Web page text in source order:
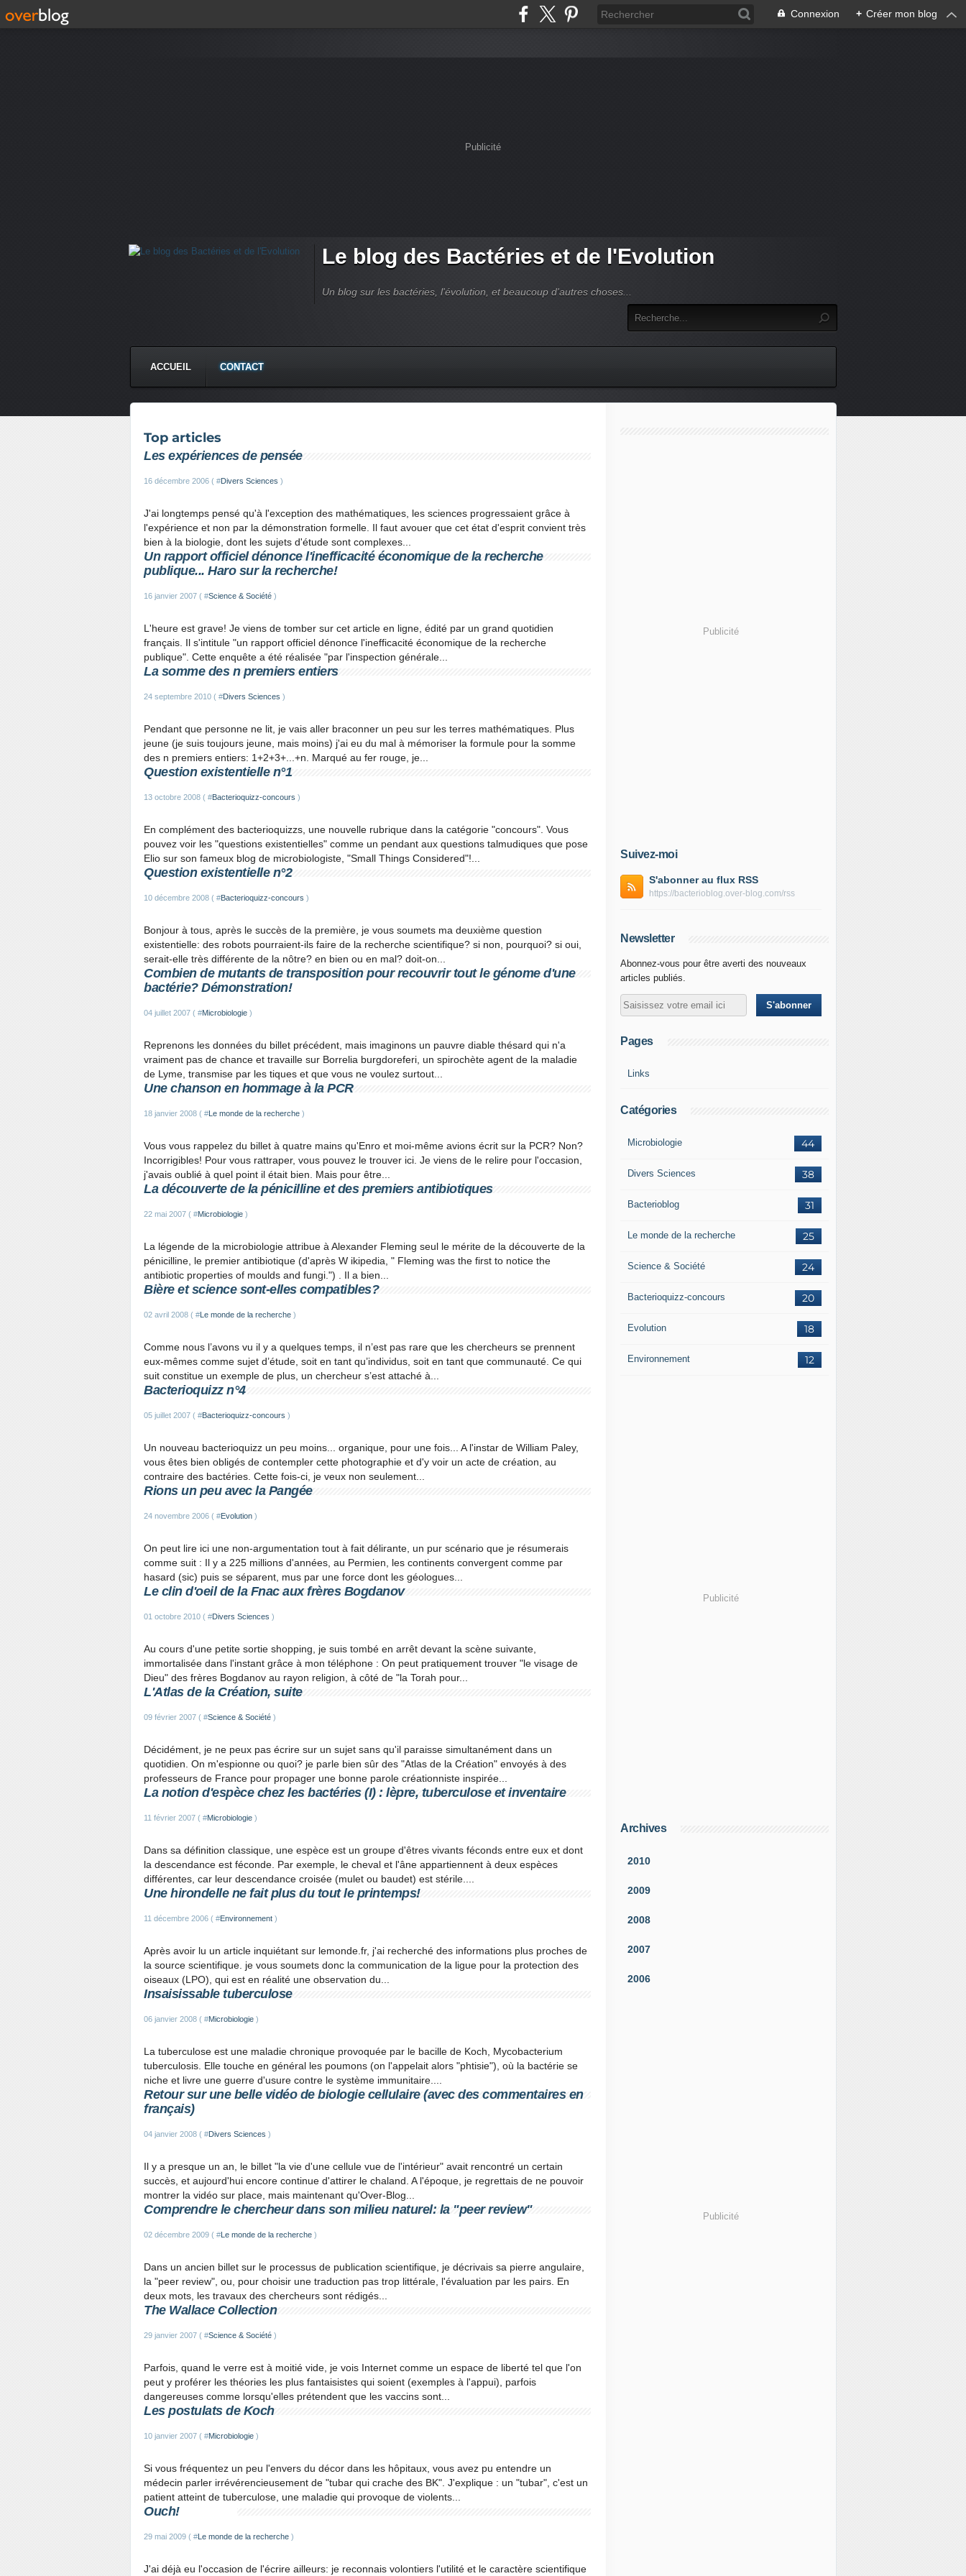
Connexion + Créer mon blog
Publicité
Le blog des Bactéries et de l'Evolution
Un blog sur les bactéries, l'évolution, et beaucoup d'autres choses...
ACCUEIL CONTACT
Top articles
Les expériences de pensée
16 décembre 2006 ( #Divers Sciences )
J'ai longtemps pensé qu'à l'exception des mathématiques, les sciences progressaient grâce à
l'expérience et non par la démonstration formelle. Il faut avouer que cet état d'esprit convient très
bien à la biologie, dont les sujets d'étude sont complexes...
Un rapport officiel dénonce l'inefficacité économique de la recherche
publique... Haro sur la recherche!
16 janvier 2007 ( #Science & Société )
L'heure est grave! Je viens de tomber sur cet article en ligne, édité par un grand quotidien
français. Il s'intitule "un rapport officiel dénonce l'inefficacité économique de la recherche
publique". Cette enquête a été réalisée "par l'inspection générale...
La somme des n premiers entiers
24 septembre 2010 ( #Divers Sciences )
Pendant que personne ne lit, je vais aller braconner un peu sur les terres mathématiques. Plus
jeune (je suis toujours jeune, mais moins) j'ai eu du mal à mémoriser la formule pour la somme
des n premiers entiers: 1+2+3+...+n. Marqué au fer rouge, je...
Question existentielle n°1
13 octobre 2008 ( #Bacterioquizz-concours )
En complément des bacterioquizzs, une nouvelle rubrique dans la catégorie "concours". Vous
pouvez voir les "questions existentielles" comme un pendant aux questions talmudiques que pose
Elio sur son fameux blog de microbiologiste, "Small Things Considered"!...
Question existentielle n°2
10 décembre 2008 ( #Bacterioquizz-concours )
Bonjour à tous, après le succès de la première, je vous soumets ma deuxième question
existentielle: des robots pourraient-ils faire de la recherche scientifique? si non, pourquoi? si oui,
serait-elle très différente de la nôtre? en bien ou en mal? doit-on...
Combien de mutants de transposition pour recouvrir tout le génome d'une
bactérie? Démonstration!
04 juillet 2007 ( #Microbiologie )
Reprenons les données du billet précédent, mais imaginons un pauvre diable thésard qui n'a
vraiment pas de chance et travaille sur Borrelia burgdoreferi, un spirochète agent de la maladie
de Lyme, transmise par les tiques et que vous ne voulez surtout...
Une chanson en hommage à la PCR
18 janvier 2008 ( #Le monde de la recherche )
Vous vous rappelez du billet à quatre mains qu'Enro et moi-même avions écrit sur la PCR? Non?
Incorrigibles! Pour vous rattraper, vous pouvez le trouver ici. Je viens de le relire pour l'occasion,
j'avais oublié à quel point il était bien. Mais pour être...
La découverte de la pénicilline et des premiers antibiotiques
22 mai 2007 ( #Microbiologie )
La légende de la microbiologie attribue à Alexander Fleming seul le mérite de la découverte de la
pénicilline, le premier antibiotique (d'après W ikipedia, " Fleming was the first to notice the
antibiotic properties of moulds and fungi.") . Il a bien...
Bière et science sont-elles compatibles?
02 avril 2008 ( #Le monde de la recherche )
Comme nous l’avons vu il y a quelques temps, il n’est pas rare que les chercheurs se prennent
eux-mêmes comme sujet d’étude, soit en tant qu’individus, soit en tant que communauté. Ce qui
suit constitue un exemple de plus, un chercheur s’est attaché à...
Bacterioquizz n°4
05 juillet 2007 ( #Bacterioquizz-concours )
Un nouveau bacterioquizz un peu moins... organique, pour une fois... A l'instar de William Paley,
vous êtes bien obligés de contempler cette photographie et d'y voir un acte de création, au
contraire des bactéries. Cette fois-ci, je veux non seulement...
Rions un peu avec la Pangée
24 novembre 2006 ( #Evolution )
On peut lire ici une non-argumentation tout à fait délirante, un pur scénario que je résumerais
comme suit : Il y a 225 millions d'années, au Permien, les continents convergent comme par
hasard (sic) puis se séparent, mus par une force dont les géologues...
Le clin d'oeil de la Fnac aux frères Bogdanov
01 octobre 2010 ( #Divers Sciences )
Au cours d'une petite sortie shopping, je suis tombé en arrêt devant la scène suivante,
immortalisée dans l'instant grâce à mon téléphone : On peut pratiquement trouver "le visage de
Dieu" des frères Bogdanov au rayon religion, à côté de "la Torah pour...
L'Atlas de la Création, suite
09 février 2007 ( #Science & Société )
Décidément, je ne peux pas écrire sur un sujet sans qu'il paraisse simultanément dans un
quotidien. On m'espionne ou quoi? je parle bien sûr des "Atlas de la Création" envoyés à des
professeurs de France pour propager une bonne parole créationniste inspirée...
La notion d'espèce chez les bactéries (I) : lèpre, tuberculose et inventaire
11 février 2007 ( #Microbiologie )
Dans sa définition classique, une espèce est un groupe d'êtres vivants féconds entre eux et dont
la descendance est féconde. Par exemple, le cheval et l'âne appartiennent à deux espèces
différentes, car leur descendance croisée (mulet ou baudet) est stérile....
Une hirondelle ne fait plus du tout le printemps!
11 décembre 2006 ( #Environnement )
Après avoir lu un article inquiétant sur lemonde.fr, j'ai recherché des informations plus proches de
la source scientifique. je vous soumets donc la communication de la ligue pour la protection des
oiseaux (LPO), qui est en réalité une observation du...
Insaisissable tuberculose
06 janvier 2008 ( #Microbiologie )
La tuberculose est une maladie chronique provoquée par le bacille de Koch, Mycobacterium
tuberculosis. Elle touche en général les poumons (on l'appelait alors "phtisie"), où la bactérie se
niche et livre une guerre d'usure contre le système immunitaire....
Retour sur une belle vidéo de biologie cellulaire (avec des commentaires en
français)
04 janvier 2008 ( #Divers Sciences )
Il y a presque un an, le billet "la vie d'une cellule vue de l'intérieur" avait rencontré un certain
succès, et aujourd'hui encore continue d'attirer le chaland. A l'époque, je regrettais de ne pouvoir
montrer la vidéo sur place, mais maintenant qu'Over-Blog...
Comprendre le chercheur dans son milieu naturel: la "peer review"
02 décembre 2009 ( #Le monde de la recherche )
Dans un ancien billet sur le processus de publication scientifique, je décrivais sa pierre angulaire,
la "peer review", ou, pour choisir une traduction pas trop littérale, l'évaluation par les pairs. En
deux mots, les travaux des chercheurs sont rédigés...
The Wallace Collection
29 janvier 2007 ( #Science & Société )
Parfois, quand le verre est à moitié vide, je vois Internet comme un espace de liberté tel que l'on
peut y proférer les théories les plus fantaisistes qui soient (exemples à l'appui), parfois
dangereuses comme lorsqu'elles prétendent que les vaccins sont...
Les postulats de Koch
10 janvier 2007 ( #Microbiologie )
Si vous fréquentez un peu l'envers du décor dans les hôpitaux, vous avez pu entendre un
médecin parler irrévérencieusement de "tubar qui crache des BK". J'explique : un "tubar", c'est un
patient atteint de tuberculose, une maladie qui provoque de violents...
Ouch!
29 mai 2009 ( #Le monde de la recherche )
J'ai déjà eu l'occasion de l'écrire ailleurs: je reconnais volontiers l'utilité et le caractère scientifique
Publicité
Suivez-moi
S'abonner au flux RSS
https://bacterioblog.over-blog.com/rss
Newsletter
Abonnez-vous pour être averti des nouveaux
articles publiés.
Pages
Links
Catégories
44
Microbiologie
38
Divers Sciences
31
Bacterioblog
25
Le monde de la recherche
24
Science & Société
20
Bacterioquizz-concours
18
Evolution
12
Environnement
Publicité
Archives
2010
2009
2008
2007
2006
Publicité